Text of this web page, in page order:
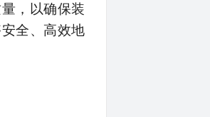
，以确保装
全、高效地